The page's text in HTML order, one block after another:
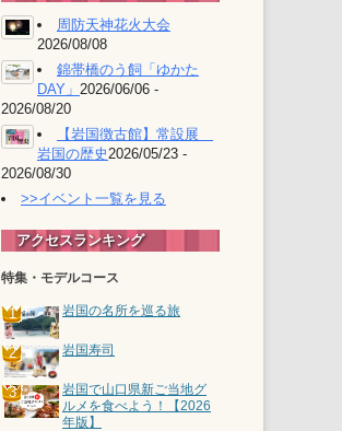
周防天神花火大会
2026/08/08
錦帯橋のう飼「ゆかた
DAY」 2026/06/06 -
2026/08/20
【岩国徴古館】常設展
岩国の歴史 2026/05/23 -
2026/08/30
>>イベント一覧を見る
アクセスランキング
特集・モデルコース
岩国の名所を巡る旅
岩国寿司
岩国で山口県新ご当地グ
ルメを食べよう！【2026
年版】